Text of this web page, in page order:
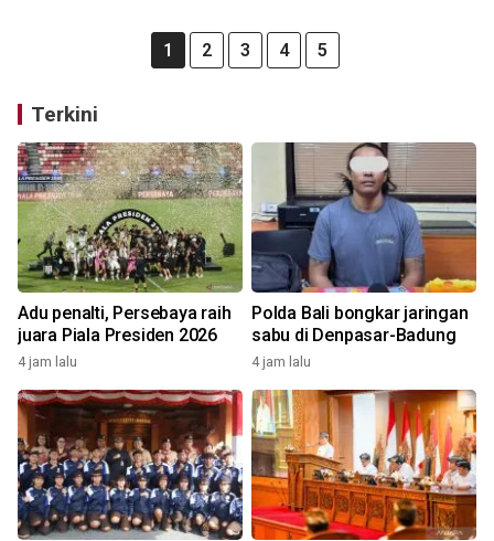
1 2 3 4 5
Terkini
Adu penalti, Persebaya raih
juara Piala Presiden 2026
4 jam lalu
Polda Bali bongkar jaringan
sabu di Denpasar-Badung
4 jam lalu